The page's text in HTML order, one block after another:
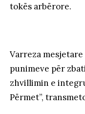
tokës arbërore.
Varreza
punimeve për
zhvillimin e
Përmet”,